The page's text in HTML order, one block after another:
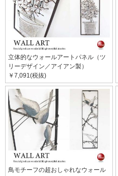
立体的なウォールアートパネル（ツ
リーデザイン／アイアン製）
￥7,091(税抜)
鳥モチーフの超おしゃれなウォール